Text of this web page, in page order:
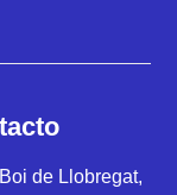
de Llobregat,